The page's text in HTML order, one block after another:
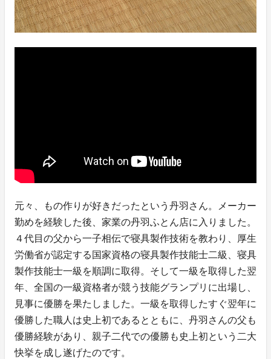
元々、もの作りが好きだったという丹羽さん。メーカー
勤めを経験した後、家業の丹羽ふとん店に入りました。
４代目の父から一子相伝で寝具製作技術を教わり、厚生
労働省が認定する国家資格の寝具製作技能士二級、寝具
製作技能士一級を順調に取得。そして一級を取得した翌
年、全国の一級資格者が競う技能グランプリに出場し、
見事に優勝を果たしました。一級を取得したすぐ翌年に
優勝した職人は史上初であるとともに、丹羽さんの父も
優勝経験があり、親子二代での優勝も史上初という二大
快挙を成し遂げたのです。